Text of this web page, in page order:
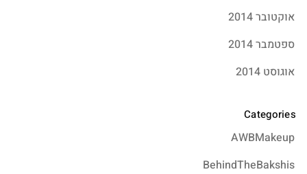
אוקטובר 2014
ספטמבר 2014
אוגוסט 2014
Categories
AWBMakeup
BehindTheBakshis